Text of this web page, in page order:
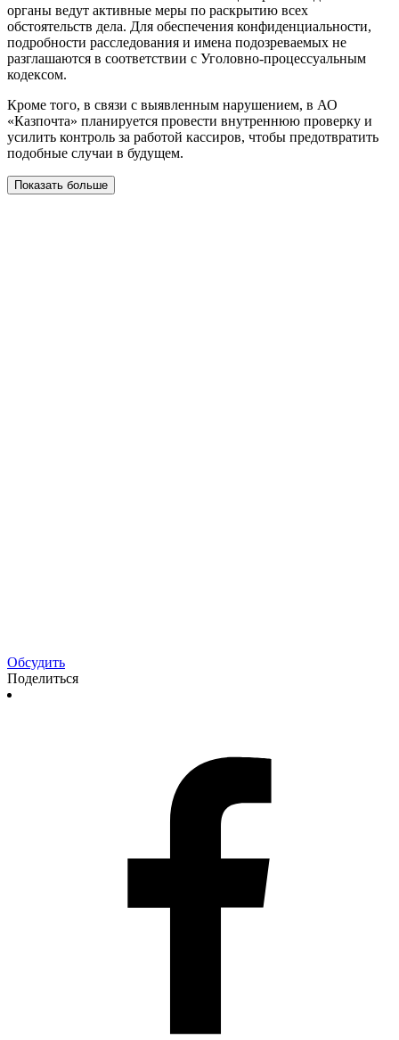
органы ведут активные меры по раскрытию всех
обстоятельств дела. Для обеспечения конфиденциальности,
подробности расследования и имена подозреваемых не
разглашаются в соответствии с Уголовно-процессуальным
кодексом.
Кроме того, в связи с выявленным нарушением, в АО
«Казпочта» планируется провести внутреннюю проверку и
усилить контроль за работой кассиров, чтобы предотвратить
подобные случаи в будущем.
Показать больше
Обсудить
Поделиться